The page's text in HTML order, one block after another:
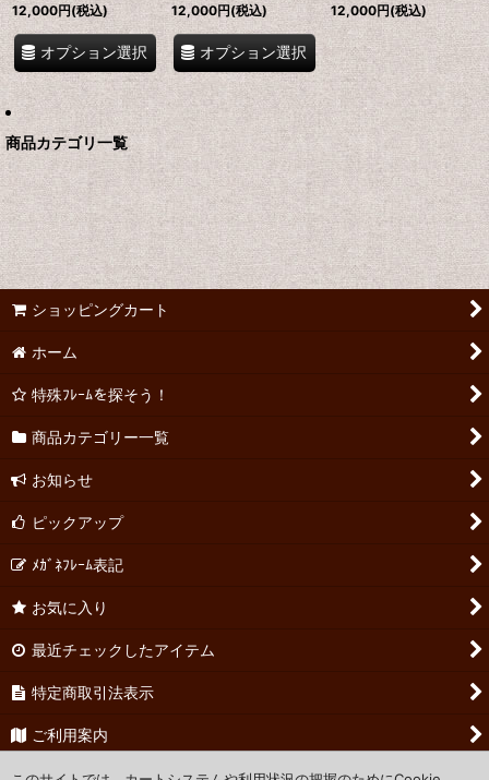
12,000円(税込)
オプション選択
12,000円(税込)
オプション選択
12,000円(税込)
商品カテゴリ一覧
ショッピングカート
ホーム
特殊ﾌﾚｰﾑを探そう！
商品カテゴリー一覧
お知らせ
ピックアップ
ﾒｶﾞﾈﾌﾚｰﾑ表記
お気に入り
最近チェックしたアイテム
特定商取引法表示
ご利用案内